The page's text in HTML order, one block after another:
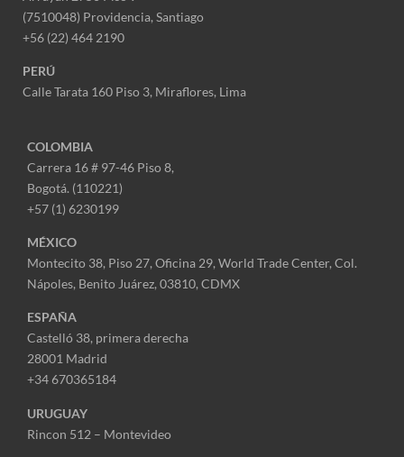
(7510048) Providencia, Santiago
+56 (22) 464 2190
PERÚ
Calle Tarata 160 Piso 3, Miraflores, Lima
COLOMBIA
Carrera 16 # 97-46 Piso 8,
Bogotá. (110221)
+57 (1) 6230199
MÉXICO
Montecito 38, Piso 27, Oficina 29, World Trade Center, Col.
Nápoles, Benito Juárez, 03810, CDMX
ESPAÑA
Castelló 38, primera derecha
28001 Madrid
+34 670365184
URUGUAY
Rincon 512 – Montevideo